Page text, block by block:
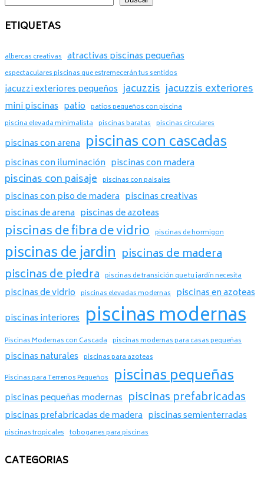
ETIQUETAS
albercas creativas atractivas piscinas pequeñas
espectaculares piscinas que estremecerán tus sentidos
jacuzzi exteriores pequeños jacuzzis jacuzzis exteriores
mini piscinas patio patios pequeños con piscina
piscina elevada minimalista piscinas baratas piscinas circulares
piscinas con arena piscinas con cascadas
piscinas con iluminación piscinas con madera
piscinas con paisaje piscinas con paisajes
piscinas con piso de madera piscinas creativas
piscinas de arena piscinas de azoteas
piscinas de fibra de vidrio piscinas de hormigon
piscinas de jardin piscinas de madera
piscinas de piedra piscinas de transición que tu jardín necesita
piscinas de vidrio piscinas elevadas modernas piscinas en azoteas
piscinas interiores piscinas modernas
Piscinas Modernas con Cascada piscinas modernas para casas pequeñas
piscinas naturales piscinas para azoteas
Piscinas para Terrenos Pequeños piscinas pequeñas
piscinas pequeñas modernas piscinas prefabricadas
piscinas prefabricadas de madera piscinas semienterradas
piscinas tropicales toboganes para piscinas
CATEGORIAS